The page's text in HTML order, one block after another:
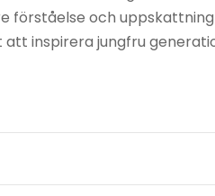
förståelse och
inspirera jungfru